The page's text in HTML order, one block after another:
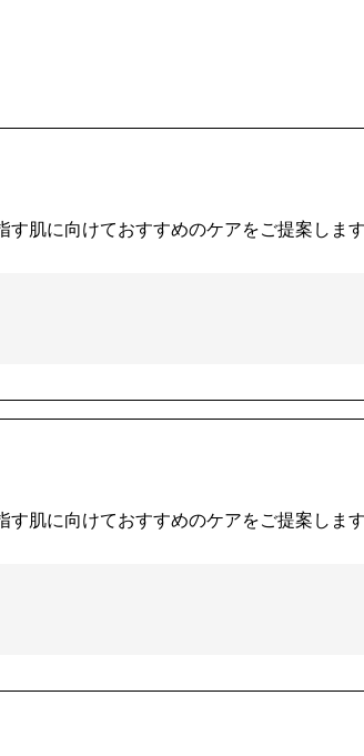
肌に向けておすすめのケアをご提案します
肌に向けておすすめのケアをご提案します